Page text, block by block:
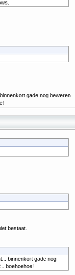
gade nog beweren
bestaat.
binnenkort gade nog
boehoehoe!